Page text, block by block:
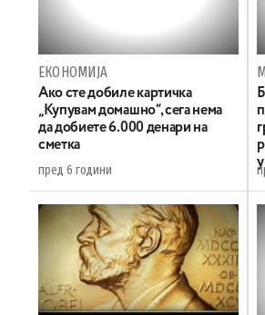
ЕКОНОМИЈА
Ако сте добиле картичка
„Купувам домашно“, сега нема
да добиете 6.000 денари на
сметка
пред 6 години